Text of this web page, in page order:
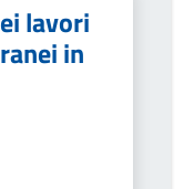
lavori
in